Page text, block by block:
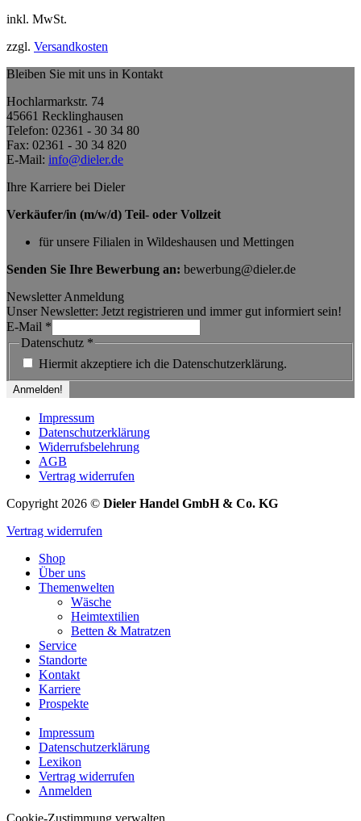
inkl. MwSt.
zzgl. Versandkosten
Bleiben Sie mit uns in Kontakt
Hochlarmarkstr. 74
45661 Recklinghausen
Telefon: 02361 - 30 34 80
Fax: 02361 - 30 34 820
E-Mail: info@dieler.de
Ihre Karriere bei Dieler
Verkäufer/in (m/w/d) Teil- oder Vollzeit
für unsere Filialen in Wildeshausen und Mettingen
Senden Sie Ihre Bewerbung an: bewerbung@dieler.de
Newsletter Anmeldung
Unser Newsletter: Jetzt registrieren und immer gut informiert sein!
E-Mail *
Datenschutz *
Hiermit akzeptiere ich die Datenschutzerklärung.
Impressum
Datenschutzerklärung
Widerrufsbelehrung
AGB
Vertrag widerrufen
Copyright 2026 © Dieler Handel GmbH & Co. KG
Vertrag widerrufen
Shop
Über uns
Themenwelten
Wäsche
Heimtextilien
Betten & Matratzen
Service
Standorte
Kontakt
Karriere
Prospekte
Impressum
Datenschutzerklärung
Lexikon
Vertrag widerrufen
Anmelden
Cookie-Zustimmung verwalten